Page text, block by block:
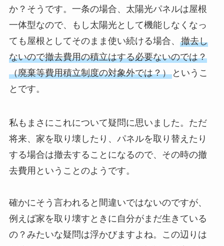
か？そうです。一条の場合、太陽光パネルは屋根
一体型なので、もし太陽光として機能しなくなっ
ても屋根としてそのまま使い続ける場合、 撤去し
ないので撤去費用の積立はする必要ないのでは？
（廃棄等費用積立制度の対象外では？）というこ
とです。
私もまさにこれについて疑問に思いました。ただ
将来、家を取り壊したり、パネルを取り替えたり
する場合は撤去することになるので、その時の撤
去費用ということのようです。
確かにそう言われると間違いではないのですが、
例えば家を取り壊すときに自分がまだ生きている
の？みたいな疑問は浮かびますよね。この辺りは